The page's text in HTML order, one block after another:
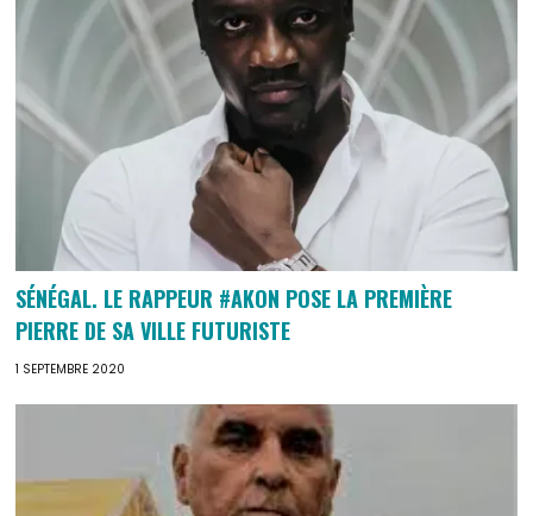
SÉNÉGAL. LE RAPPEUR #AKON POSE LA PREMIÈRE
PIERRE DE SA VILLE FUTURISTE
1 SEPTEMBRE 2020